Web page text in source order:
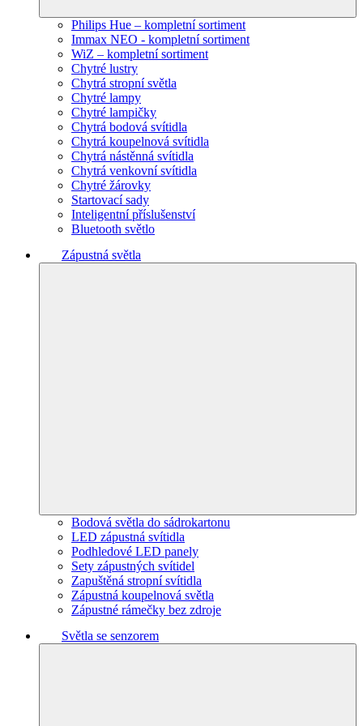
Philips Hue – kompletní sortiment
Immax NEO - kompletní sortiment
WiZ – kompletní sortiment
Chytré lustry
Chytrá stropní světla
Chytré lampy
Chytré lampičky
Chytrá bodová svítidla
Chytrá koupelnová svítidla
Chytrá nástěnná svítidla
Chytrá venkovní svítidla
Chytré žárovky
Startovací sady
Inteligentní příslušenství
Bluetooth světlo
Zápustná světla
Bodová světla do sádrokartonu
LED zápustná svítidla
Podhledové LED panely
Sety zápustných svítidel
Zapuštěná stropní svítidla
Zápustná koupelnová světla
Zápustné rámečky bez zdroje
Světla se senzorem